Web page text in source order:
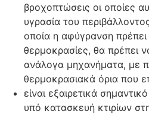
βροχοπτώσεις οι οποίες
υγρασία του
οποία η αφύγρανση πρέπει
θερμοκρασίες, θα πρέπει
ανάλογα μηχανήματα, με
θερμοκρασιακά όρια που
είναι εξαιρετικά
υπό κατασκευή κτιρίων